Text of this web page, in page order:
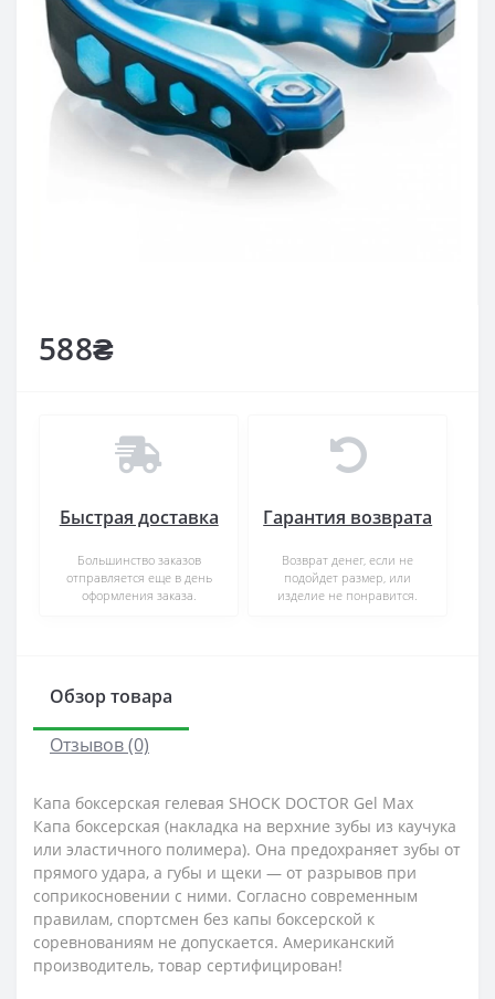
588₴
Быстрая доставка
Большинство заказов
отправляется еще в день
оформления заказа.
Гарантия возврата
Возврат денег, если не
подойдет размер, или
изделие не понравится.
Обзор товара
Отзывов (0)
Капа боксерская гелевая SHOCK DOCTOR Gel Max
Капа боксерская (накладка на верхние зубы из каучука
или эластичного полимера). Она предохраняет зубы от
прямого удара, а губы и щеки — от разрывов при
соприкосновении с ними. Согласно современным
правилам, спортсмен без капы боксерской к
соревнованиям не допускается. Американский
производитель, товар сертифицирован!